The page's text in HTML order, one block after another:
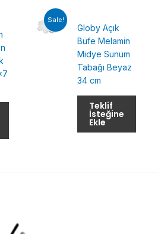
Sale!
Globy Açık
Büfe Melamin
Midye Sunum
Tabağı Beyaz
34 cm
Teklif
İsteğine
Ekle